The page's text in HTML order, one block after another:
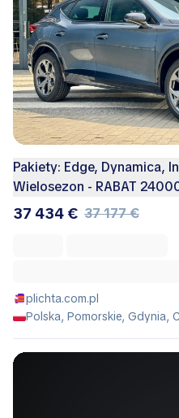
Pakiety: Edge, Dynamica,
Wielosezon - RABAT
37 434 € 37 177 €
plichta.com.pl
Polska, Pomorskie, Gdynia,